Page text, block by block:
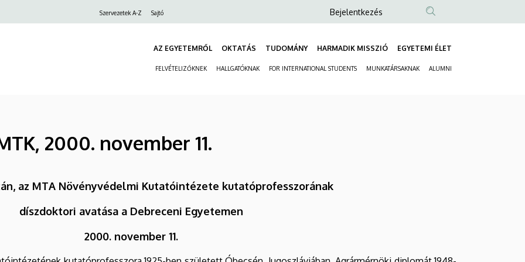
Szervezetek A-Z Sajtó
Anonim
fiók
Bejelentkezés
AZ EGYETEMRŐL OKTATÁS TUDOMÁNY HARMADIK MISSZIÓ EGYETEMI ÉLET
FELVÉTELIZŐKNEK HALLGATÓKNAK FOR INTERNATIONAL STUDENTS MUNKATÁRSAKNAK ALUMNI
2000. november 11.
az MTA Növényvédelmi Kutatóintézete kutatóprofesszorának
díszdoktori avatása a Debreceni Egyetemen
2000. november 11.